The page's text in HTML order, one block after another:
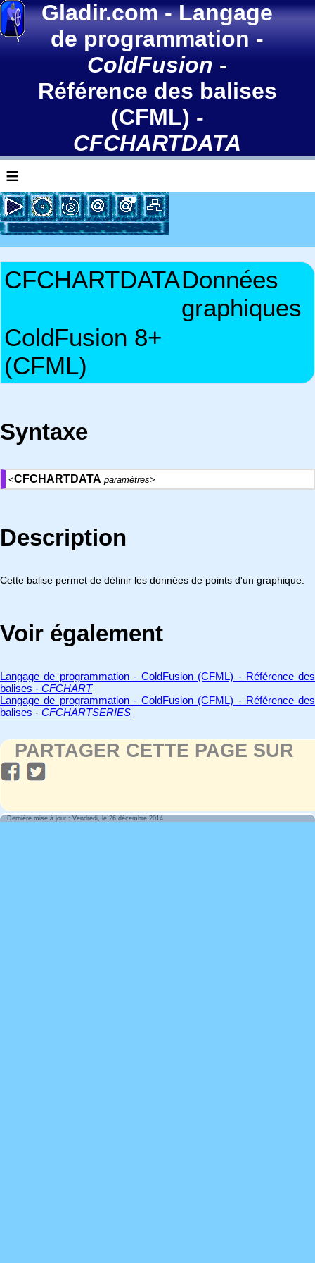
Gladir.com-Langage
de programmation-
ColdFusion -
Référence des balises
(CFML) -
CFCHARTDATA
≡
CFCHARTDATADonnées
graphiques
ColdFusion 8+
(CFML)
Syntaxe
<CFCHARTDATA paramètres>
Description
Cette balise permet de définir les données de points d'un graphique.
Voir également
Langage de programmation - ColdFusion (CFML) - Référence des
balises - CFCHART
Langage de programmation - ColdFusion (CFML) - Référence des
balises - CFCHARTSERIES
PARTAGER CETTE PAGE SUR
Dernière mise à jour : Vendredi, le 26 décembre 2014